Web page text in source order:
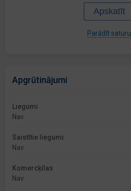
Apskatīt
Parādīt saturu
Apgrūtinājumi
Liegumi
Nav
Saistītie liegumi
Nav
Komercķīlas
Nav